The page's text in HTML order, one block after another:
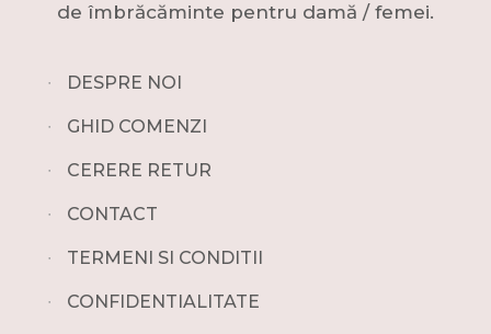
de îmbrăcăminte pentru damă / femei.
∙ DESPRE NOI
∙ GHID COMENZI
∙ CERERE RETUR
∙ CONTACT
∙ TERMENI SI CONDITII
∙ CONFIDENTIALITATE